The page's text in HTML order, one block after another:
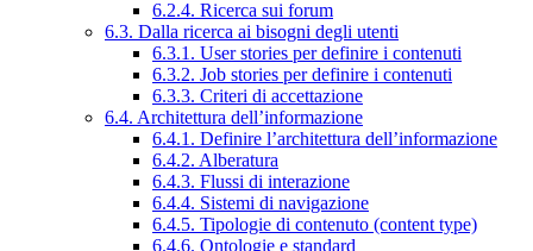
6.2.4. Ricerca sui forum
6.3. Dalla ricerca ai bisogni degli utenti
6.3.1. User stories per definire i contenuti
6.3.2. Job stories per definire i contenuti
6.3.3. Criteri di accettazione
6.4. Architettura dell’informazione
6.4.1. Definire l’architettura dell’informazione
6.4.2. Alberatura
6.4.3. Flussi di interazione
6.4.4. Sistemi di navigazione
6.4.5. Tipologie di contenuto (content type)
6.4.6. Ontologie e standard